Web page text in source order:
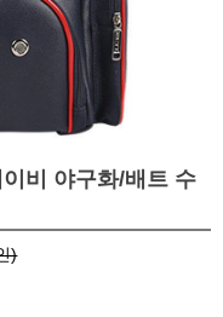
비 야구화/배트 수
)